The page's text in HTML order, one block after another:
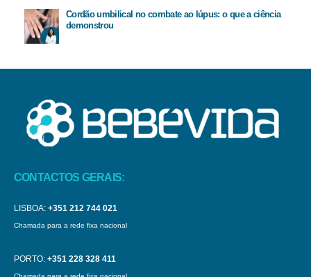
Cordão umbilical no combate ao lúpus: o que a ciência
demonstrou
CONTACTOS GERAIS:
LISBOA: +351 212 744 021
Chamada para a rede fixa nacional
PORTO: +351 228 328 411